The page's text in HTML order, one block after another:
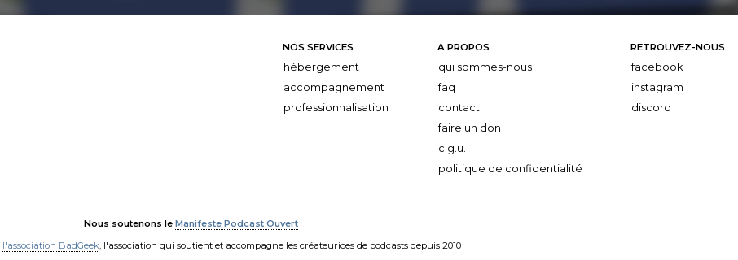
NOS SERVICES
hébergement
accompagnement
professionnalisation
A PROPOS
qui sommes-nous
faq
contact
faire un don
c.g.u.
politique de confidentialité
RETROUVEZ-NOUS
facebook
instagram
discord
Nous soutenons le Manifeste Podcast Ouvert
l'association BadGeek , l'association qui soutient et accompagne les créateurices de podcasts depuis 2010